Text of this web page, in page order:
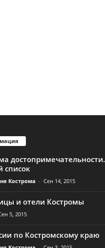
достопримечательности.
список
Кострома - Сен 14, 2015
и отели Костромы
5, 2015
по Костромскому краю